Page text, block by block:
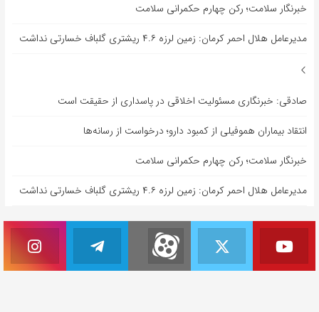
خبرنگار سلامت؛ رکن چهارم حکمرانی سلامت
مدیرعامل هلال احمر کرمان: زمین لرزه ۴.۶ ریشتری گلباف خسارتی نداشت
صادقی: خبرنگاری مسئولیت اخلاقی در پاسداری از حقیقت است
انتقاد بیماران هموفیلی از کمبود دارو؛ درخواست از رسانه‌ها
خبرنگار سلامت؛ رکن چهارم حکمرانی سلامت
مدیرعامل هلال احمر کرمان: زمین لرزه ۴.۶ ریشتری گلباف خسارتی نداشت